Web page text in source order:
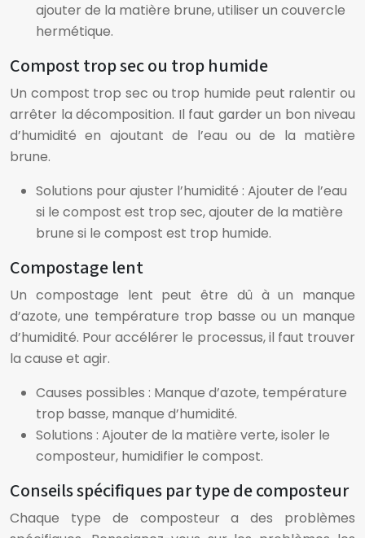
ajouter de la matière brune, utiliser un couvercle
hermétique.
Compost trop sec ou trop humide
Un compost trop sec ou trop humide peut ralentir ou
arrêter la décomposition. Il faut garder un bon niveau
d’humidité en ajoutant de l’eau ou de la matière
brune.
Solutions pour ajuster l’humidité : Ajouter de l’eau
si le compost est trop sec, ajouter de la matière
brune si le compost est trop humide.
Compostage lent
Un compostage lent peut être dû à un manque
d’azote, une température trop basse ou un manque
d’humidité. Pour accélérer le processus, il faut trouver
la cause et agir.
Causes possibles : Manque d’azote, température
trop basse, manque d’humidité.
Solutions : Ajouter de la matière verte, isoler le
composteur, humidifier le compost.
Conseils spécifiques par type de composteur
Chaque type de composteur a des problèmes